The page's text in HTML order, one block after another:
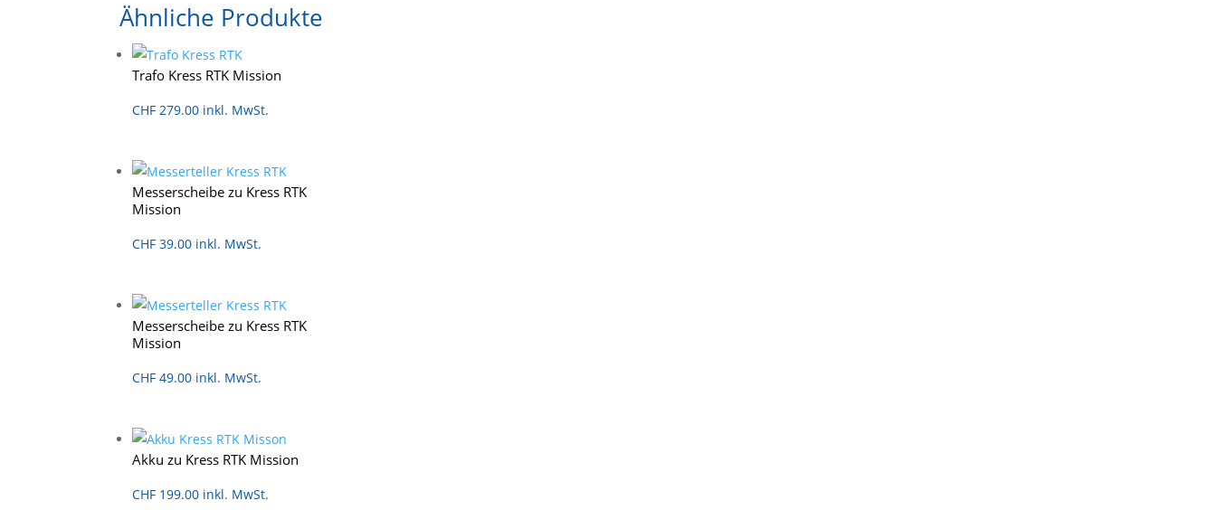
Ähnliche Produkte
Trafo Kress RTK Mission
CHF 279.00 inkl. MwSt.
Messerscheibe zu Kress RTK
Mission
CHF 39.00 inkl. MwSt.
Messerscheibe zu Kress RTK
Mission
CHF 49.00 inkl. MwSt.
Akku zu Kress RTK Mission
CHF 199.00 inkl. MwSt.